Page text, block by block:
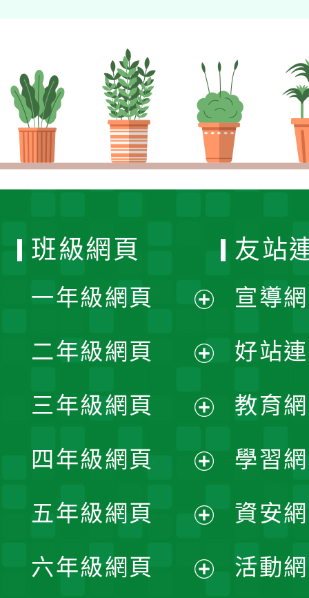
班級網頁
一年級網頁
開
選
單
二年級網頁
開
選
單
三年級網頁
開
選
單
四年級網頁
開
選
五年級網頁
開
六年級網頁
友站
宣導
好站
教育
學習
資安
活動